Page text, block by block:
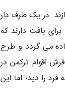
در یک طرف دار
بافت دارند که
می گردد و طرح
اقوام ترکمن در
را دید؛ اما این